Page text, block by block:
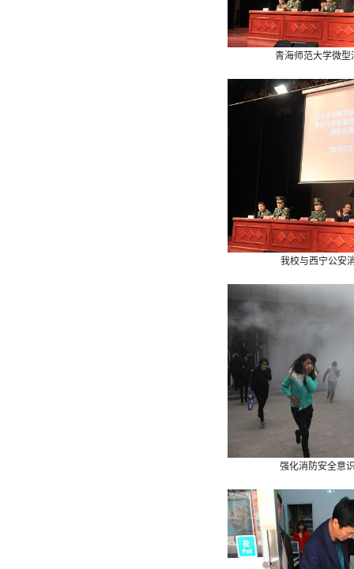
青海师范大学微型
我校与西宁公安
强化消防安全意